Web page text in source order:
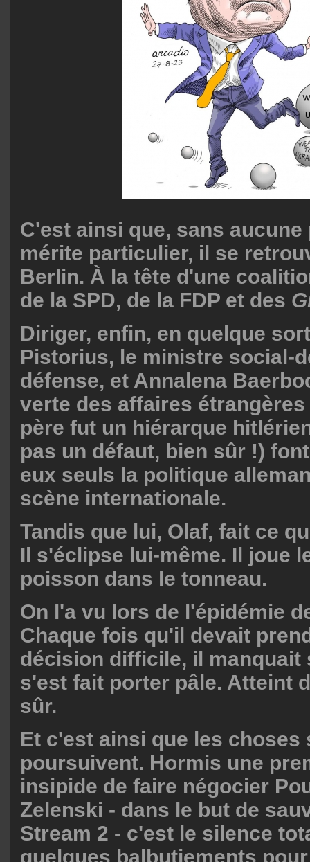
C'est ainsi que, sans
mérite particulier, il se
Berlin. À la tête d'une
de la SPD, de la FDP et des
Diriger, enfin, en quelque
Pistorius, le ministre social-
défense, et Annalena
verte des affaires
père fut un hiérarque
pas un défaut, bien sûr !)
eux seuls la politique
scène internationale.
Tandis que lui, Olaf, fait ce
Il s'éclipse lui-même. Il joue
poisson dans le tonneau.
On l'a vu lors de l'épidémie
Chaque fois qu'il devait
décision difficile, il manquait
s'est fait porter pâle. Atteint
sûr.
Et c'est ainsi que les choses
poursuivent. Hormis une
insipide de faire négocier
Zelenski - dans le but de
Stream 2 - c'est le silence
quelques balbutiements